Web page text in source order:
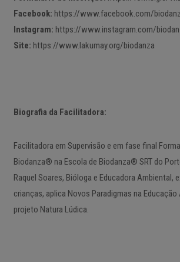
Facebook: https://www.facebook.com/
Instagram: https://www.instagram.com/
Site: https://www.lakumay.org/biodanza
Biografia da Facilitadora:
Facilitadora em Supervisão e em fase final
Biodanza® na Escola de Biodanza® SRT do
Raquel Soares, Bióloga e Educadora Ambiental,
crianças, aplica Novos Paradigmas na
projeto Natura Lúdica.